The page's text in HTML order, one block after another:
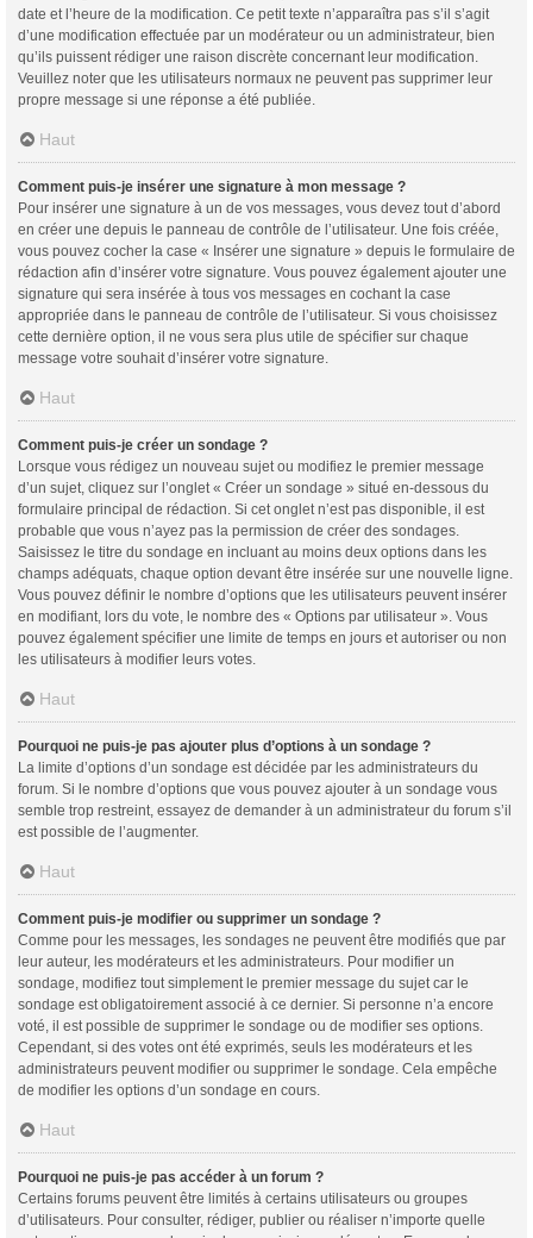
date et l’heure de la modification. Ce petit texte n’apparaîtra pas s’il s’agit
d’une modification effectuée par un modérateur ou un administrateur, bien
qu’ils puissent rédiger une raison discrète concernant leur modification.
Veuillez noter que les utilisateurs normaux ne peuvent pas supprimer leur
propre message si une réponse a été publiée.
Haut
Comment puis-je insérer une signature à mon message ?
Pour insérer une signature à un de vos messages, vous devez tout d’abord
en créer une depuis le panneau de contrôle de l’utilisateur. Une fois créée,
vous pouvez cocher la case « Insérer une signature » depuis le formulaire de
rédaction afin d’insérer votre signature. Vous pouvez également ajouter une
signature qui sera insérée à tous vos messages en cochant la case
appropriée dans le panneau de contrôle de l’utilisateur. Si vous choisissez
cette dernière option, il ne vous sera plus utile de spécifier sur chaque
message votre souhait d’insérer votre signature.
Haut
Comment puis-je créer un sondage ?
Lorsque vous rédigez un nouveau sujet ou modifiez le premier message
d’un sujet, cliquez sur l’onglet « Créer un sondage » situé en-dessous du
formulaire principal de rédaction. Si cet onglet n’est pas disponible, il est
probable que vous n’ayez pas la permission de créer des sondages.
Saisissez le titre du sondage en incluant au moins deux options dans les
champs adéquats, chaque option devant être insérée sur une nouvelle ligne.
Vous pouvez définir le nombre d’options que les utilisateurs peuvent insérer
en modifiant, lors du vote, le nombre des « Options par utilisateur ». Vous
pouvez également spécifier une limite de temps en jours et autoriser ou non
les utilisateurs à modifier leurs votes.
Haut
Pourquoi ne puis-je pas ajouter plus d’options à un sondage ?
La limite d’options d’un sondage est décidée par les administrateurs du
forum. Si le nombre d’options que vous pouvez ajouter à un sondage vous
semble trop restreint, essayez de demander à un administrateur du forum s’il
est possible de l’augmenter.
Haut
Comment puis-je modifier ou supprimer un sondage ?
Comme pour les messages, les sondages ne peuvent être modifiés que par
leur auteur, les modérateurs et les administrateurs. Pour modifier un
sondage, modifiez tout simplement le premier message du sujet car le
sondage est obligatoirement associé à ce dernier. Si personne n’a encore
voté, il est possible de supprimer le sondage ou de modifier ses options.
Cependant, si des votes ont été exprimés, seuls les modérateurs et les
administrateurs peuvent modifier ou supprimer le sondage. Cela empêche
de modifier les options d’un sondage en cours.
Haut
Pourquoi ne puis-je pas accéder à un forum ?
Certains forums peuvent être limités à certains utilisateurs ou groupes
d’utilisateurs. Pour consulter, rédiger, publier ou réaliser n’importe quelle